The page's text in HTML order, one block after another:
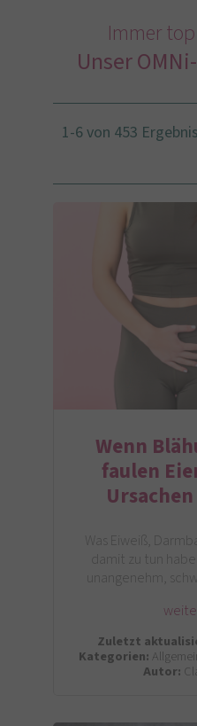
Immer
Unser
1-6 von 453
Wenn
faulen
Was Eiweiß,
damit zu tun
unangenehm,
Zuletzt
Kategorien:
Autor: